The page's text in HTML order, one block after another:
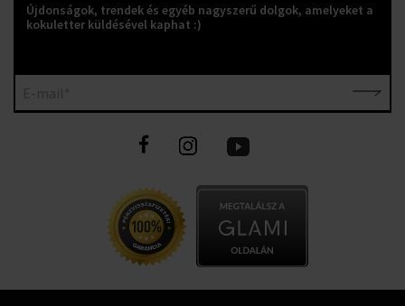
Újdonságok, trendek és egyéb nagyszerű dolgok, amelyeket a
kokuletter küldésével kaphat :)